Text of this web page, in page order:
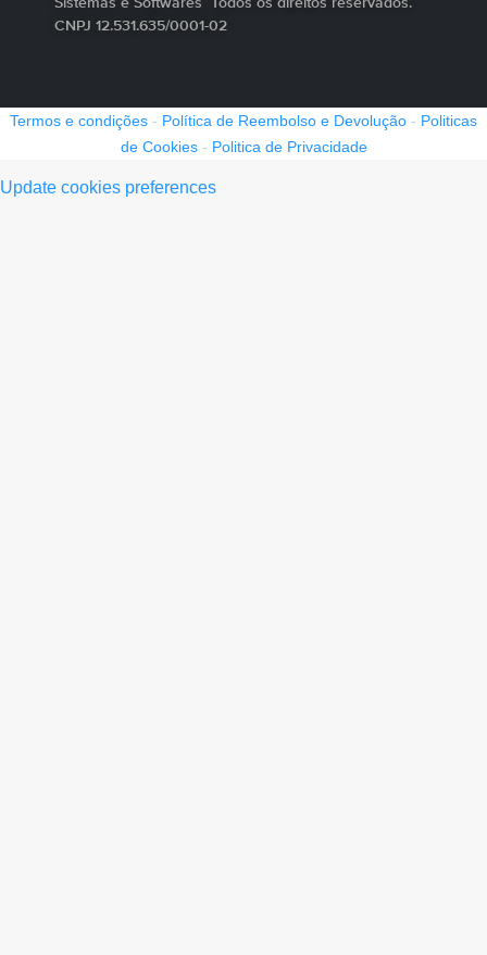
CNPJ 12.531.635/0001-02
Termos e condições - Política de Reembolso e Devolução - Politicas
de Cookies- Politica de Privacidade
Update cookies preferences